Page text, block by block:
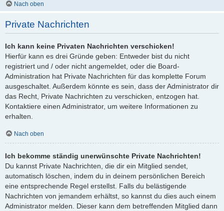
Nach oben
Private Nachrichten
Ich kann keine Privaten Nachrichten verschicken!
Hierfür kann es drei Gründe geben: Entweder bist du nicht
registriert und / oder nicht angemeldet, oder die Board-
Administration hat Private Nachrichten für das komplette Forum
ausgeschaltet. Außerdem könnte es sein, dass der Administrator dir
das Recht, Private Nachrichten zu verschicken, entzogen hat.
Kontaktiere einen Administrator, um weitere Informationen zu
erhalten.
Nach oben
Ich bekomme ständig unerwünschte Private Nachrichten!
Du kannst Private Nachrichten, die dir ein Mitglied sendet,
automatisch löschen, indem du in deinem persönlichen Bereich
eine entsprechende Regel erstellst. Falls du belästigende
Nachrichten von jemandem erhältst, so kannst du dies auch einem
Administrator melden. Dieser kann dem betreffenden Mitglied dann